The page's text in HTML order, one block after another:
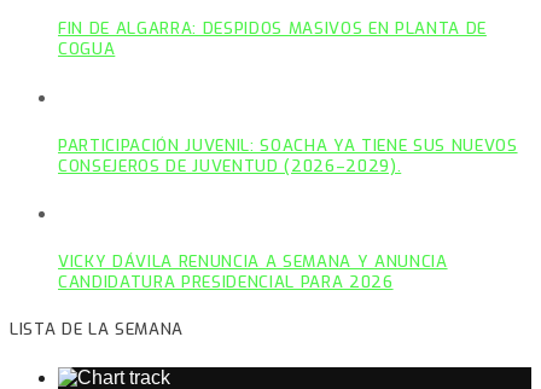
FIN DE ALGARRA: DESPIDOS MASIVOS EN PLANTA DE
COGUA
PARTICIPACIÓN JUVENIL: SOACHA YA TIENE SUS NUEVOS
CONSEJEROS DE JUVENTUD (2026–2029).
VICKY DÁVILA RENUNCIA A SEMANA Y ANUNCIA
CANDIDATURA PRESIDENCIAL PARA 2026
LISTA DE LA SEMANA